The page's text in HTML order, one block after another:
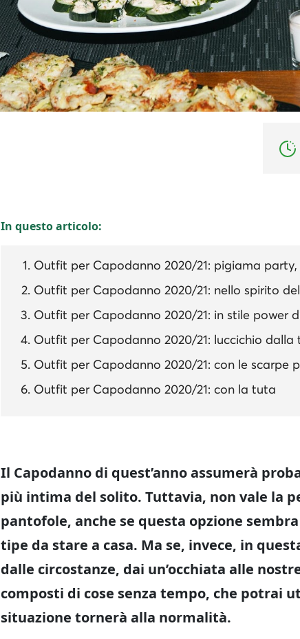
In questo articolo:
Outfit per Capodanno 2020/21: pigiama party,
Outfit per Capodanno 2020/21: nello spirito
Outfit per Capodanno 2020/21: in stile power
Outfit per Capodanno 2020/21: luccichio dalla
Outfit per Capodanno 2020/21: con le scarpe
Outfit per Capodanno 2020/21: con la tuta
Il Capodanno di quest’anno assumerà
più intima del solito. Tuttavia, non vale la
pantofole, anche se questa opzione
tipe da stare a casa. Ma se, invece, in
dalle circostanze, dai un’occhiata alle
composti di cose senza tempo, che potrai
situazione tornerà alla normalità.